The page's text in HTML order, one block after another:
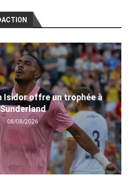
Isidor offre un trophée à
Sunderland
08/08/2026